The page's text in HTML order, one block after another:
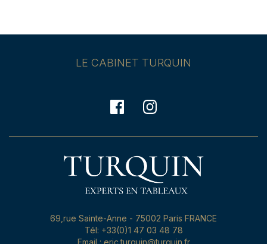
LE CABINET TURQUIN
69,rue Sainte-Anne - 75002 Paris FRANCE
Tél: +33(0)1 47 03 48 78
Email : eric.turquin@turquin.fr